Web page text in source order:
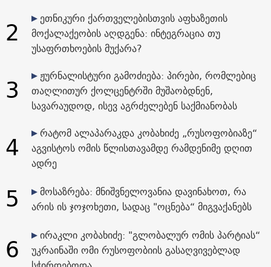
2
ეთნიკური ქართველებისთვის აფხაზეთის
მოქალაქეობის აღდგენა: ინტეგრაცია თუ
უსაფრთხოების მუქარა?
3
ჟურნალისტური გამოძიება: პირები, რომლებიც
თაღლითურ ქოლცენტრში მუშაობდნენ,
სავარაუდოდ, ისევ აგრძელებენ საქმიანობას
4
რატომ ალაპარაკდა კობახიძე „რუსოფობიაზე“
აგვისტოს ომის წლისთავამდე რამდენიმე დღით
ადრე
5
მოსაზრება: მნიშვნელოვანია დავინახოთ, რა
არის ის ჯოჯოხეთი, სადაც "ოცნება“ მიგვაქანებს
6
ირაკლი კობახიძე: "გლობალურ ომის პარტიას“
უკრაინაში ომი რუსოფობიის გასაღვივებლად